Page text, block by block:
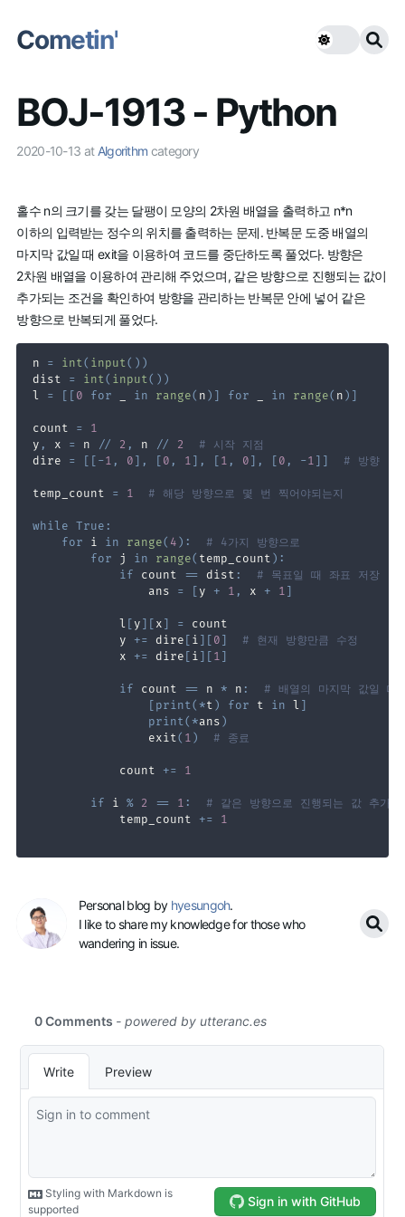
Cometin'
BOJ-1913 - Python
2020-10-13 at Algorithm category
홀수 n의 크기를 갖는 달팽이 모양의 2차원 배열을 출력하고 n*n
이하의 입력받는 정수의 위치를 출력하는 문제. 반복문 도중 배열의
마지막 값일 때 exit을 이용하여 코드를 중단하도록 풀었다. 방향은
2차원 배열을 이용하여 관리해 주었으며, 같은 방향으로 진행되는 값이
추가되는 조건을 확인하여 방향을 관리하는 반복문 안에 넣어 같은
방향으로 반복되게 풀었다.
n = int( input( ) )
dist = int( input( ) )
l = [ [ 0 for in range( n ) ] for in range( n ) ]
count =
1
y , x = n // 2 , n // 2
# 시작 지점
dire = [ [ -1 , 0 ] , [ 0 , 1 ] , [ 1 , 0 ] , [ 0 , -1 ] ] # 방향
temp_count = 1 # 해당 방향으로 몇 번 찍어야되는지
while True :
for i in range( 4 ) :
# 4가지 방향으로
for j in range( temp_count ) :
if count == dist :
# 목표일 때 좌표 저장
                ans
= [ y + 1 , x + 1 ]
            l
[ y ] [ x ] =
            y
+= dire [ i ] [ 0 ]
# 현재 방향만큼 수정
            x
+= dire [ i ] [ 1 ]
if count == n * n :
# 배열의 마지막 값일 때
[ print(*t ) for t in l ]
print(*ans )
                exit
( 1 ) # 종료
            count
+= 1
if i % 2 == 1 :
# 같은 방향으로 진행되는 값 추가
            temp_count
+= 1
Personal blog by hyesungoh.
I like to share my knowledge for those who
wandering in issue.